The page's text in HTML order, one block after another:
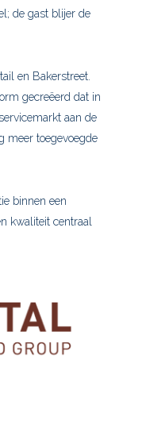
de gast blijer de
en Bakerstreet.
gecreëerd dat in
aan de
meer toegevoegde
binnen een
kwaliteit centraal